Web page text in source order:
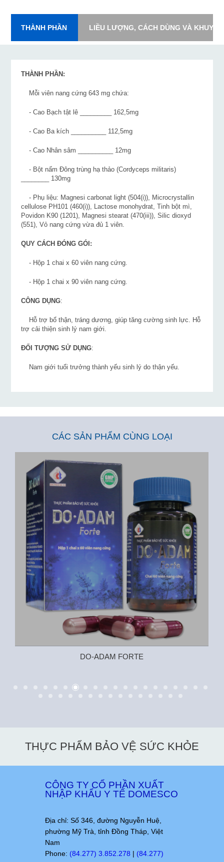
THÀNH PHẦN LIỀU LƯỢNG, CÁCH DÙNG VÀ
THÀNH PHẦN:
Mỗi viên nang cứng 643 mg chứa:
- Cao Bạch tật lê _________ 162,5mg
- Cao Ba kích __________ 112,5mg
- Cao Nhân sâm __________ 12mg
- Bột nấm Đông trùng hạ thảo (Cordyceps militaris)
________ 130mg
- Phụ liệu: Magnesi carbonat light (504(i)), Microcrystallin
cellulose PH101 (460(i)), Lactose monohydrat, Tinh bột mì,
Povidon K90 (1201), Magnesi stearat (470(iii)), Silic dioxyd
(551), Vỏ nang cứng vừa đủ 1 viên.
QUY CÁCH ĐÓNG GÓI:
- Hộp 1 chai x 60 viên nang cứng.
- Hộp 1 chai x 90 viên nang cứng.
CÔNG DỤNG:
Hỗ trợ bổ thận, tráng dương, giúp tăng cường sinh lực. Hỗ
trợ cải thiện sinh lý nam giới.
ĐỐI TƯỢNG SỬ DỤNG:
Nam giới tuổi trưởng thành yếu sinh lý do thận yếu.
CÁC SẢN PHẨM CÙNG LOẠI
DO-ADAM FORTE
THỰC PHẨM BẢO VỆ SỨC KHỎE
CÔNG TY CỔ PHẦN XUẤT
NHẬP KHẨU Y TẾ DOMESCO
Địa chỉ: Số 346, đường Nguyễn Huệ,
phường Mỹ Trà, tỉnh Đồng Tháp, Việt
Nam
Phone: (84.277) 3.852.278 | (84.277)